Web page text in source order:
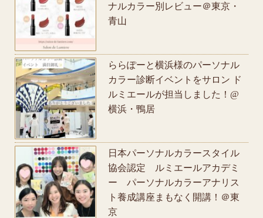
ナルカラー別レビュー＠東京・
青山
ららぽーと横浜様のパーソナル
カラー診断イベントをサロン ド
ルミエールが担当しました！@
横浜・鴨居
日本パーソナルカラースタイル
協会認定 ルミエールアカデミ
ー パーソナルカラーアナリス
ト養成講座まもなく開講！＠東
京